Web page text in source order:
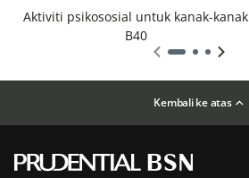
Aktiviti psikososial untuk kanak-kanak
B40
Kembali ke atas